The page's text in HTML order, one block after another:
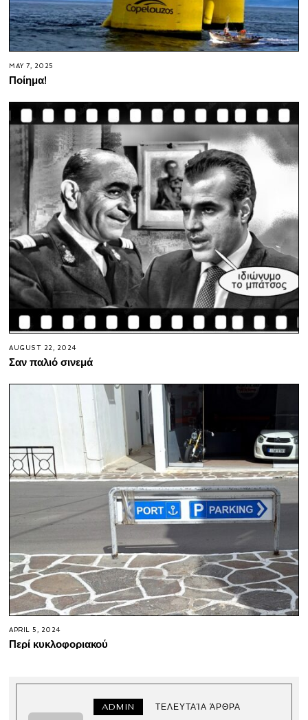
MAY 7, 2025
Ποίημα!
AUGUST 22, 2024
Σαν παλιό σινεμά
APRIL 5, 2024
Περί κυκλοφοριακού
ADMIN ΤΕΛΕΥΤΑΊΑ ΆΡΘΡΑ